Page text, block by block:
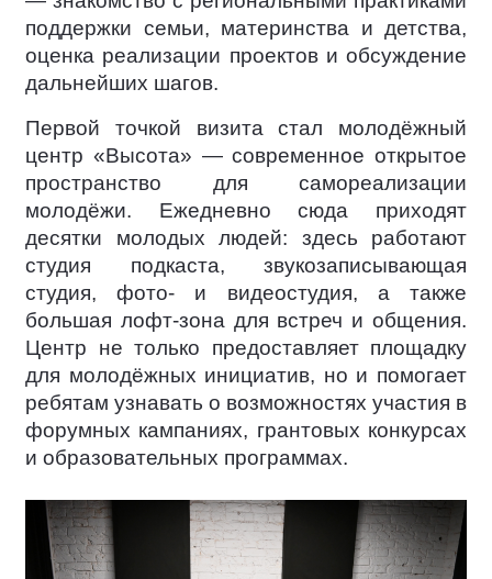
поддержки семьи, материнства и детства,
оценка реализации проектов и обсуждение
дальнейших шагов.
Первой точкой визита стал молодёжный
центр «Высота» — современное открытое
пространство для самореализации
молодёжи. Ежедневно сюда приходят
десятки молодых людей: здесь работают
студия подкаста, звукозаписывающая
студия, фото- и видеостудия, а также
большая лофт-зона для встреч и общения.
Центр не только предоставляет площадку
для молодёжных инициатив, но и помогает
ребятам узнавать о возможностях участия в
форумных кампаниях, грантовых конкурсах
и образовательных программах.